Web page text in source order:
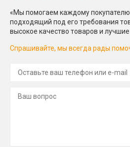
«Мы помогаем каждому
подходящий под его требования
высокое качество товаров и
Спрашивайте, мы всегда рады